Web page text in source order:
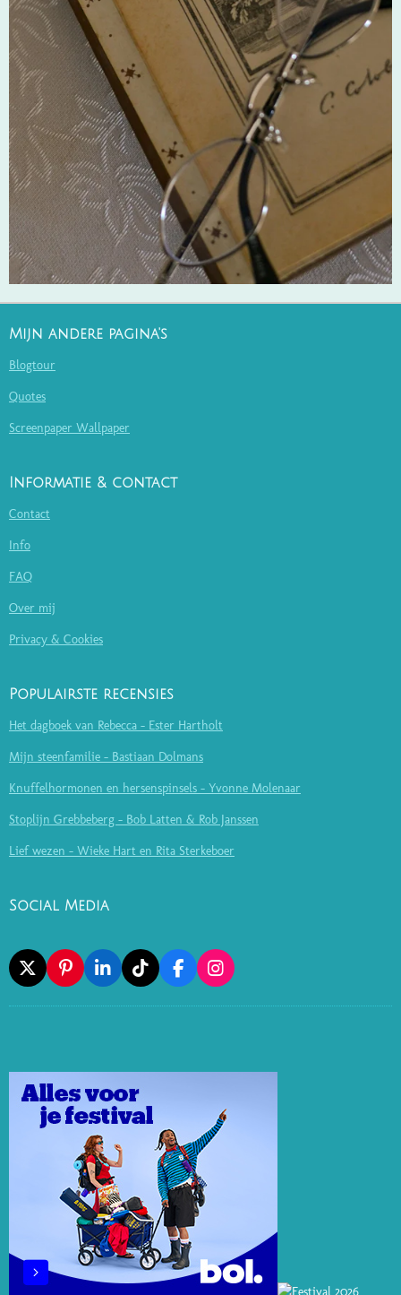
Mijn andere pagina's
Blogtour
Quotes
Screenpaper Wallpaper
Informatie & contact
Contact
Info
FAQ
Over mij
Privacy & Cookies
Populairste recensies
Het dagboek van Rebecca - Ester Hartholt
Mijn steenfamilie - Bastiaan Dolmans
Knuffelhormonen en hersenspinsels - Yvonne Molenaar
Stoplijn Grebbeberg - Bob Latten & Rob Janssen
Lief wezen - Wieke Hart en Rita Sterkeboer
Social Media
X
P
I
N
E
S
T
L
I
N
I
N
T
I
K
F
A
C
O
I
N
S
R
M